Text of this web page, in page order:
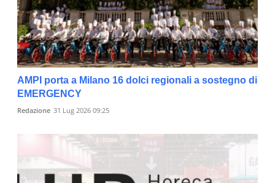
AMPI porta a Milano 16 dolci regionali a sostegno di
EMERGENCY
Redazione 31 Lug 2026 09:25